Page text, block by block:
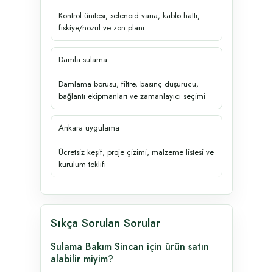
Kontrol ünitesi, selenoid vana, kablo hattı,
fıskiye/nozul ve zon planı
Damla sulama
Damlama borusu, filtre, basınç düşürücü,
bağlantı ekipmanları ve zamanlayıcı seçimi
Ankara uygulama
Ücretsiz keşif, proje çizimi, malzeme listesi ve
kurulum teklifi
Sıkça Sorulan Sorular
Sulama Bakım Sincan için ürün satın
alabilir miyim?